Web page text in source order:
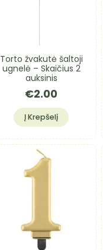
Torto žvakutė šaltoji
ugnelė – Skaičius 2
auksinis
€2.00
Į Krepšelį